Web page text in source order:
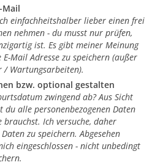
Mail
einfachheitshalber lieber einen frei
nehmen - du musst nur prüfen,
ist. Es gibt meiner Meinung
Mail Adresse zu speichern (außer
Wartungsarbeiten).
bzw. optional gestalten
zwingend ab? Aus Sicht
du alle personenbezogenen Daten
Ich versuche, daher
zu speichern. Abgesehen
eingeschlossen - nicht unbedingt